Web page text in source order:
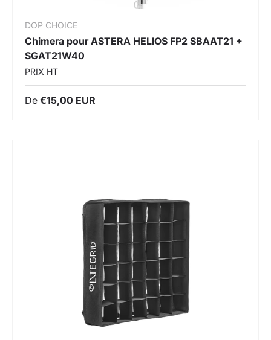
DOP CHOICE
Chimera pour ASTERA HELIOS FP2 SBAAT21 +
SGAT21W40
PRIX HT
De €15,00 EUR